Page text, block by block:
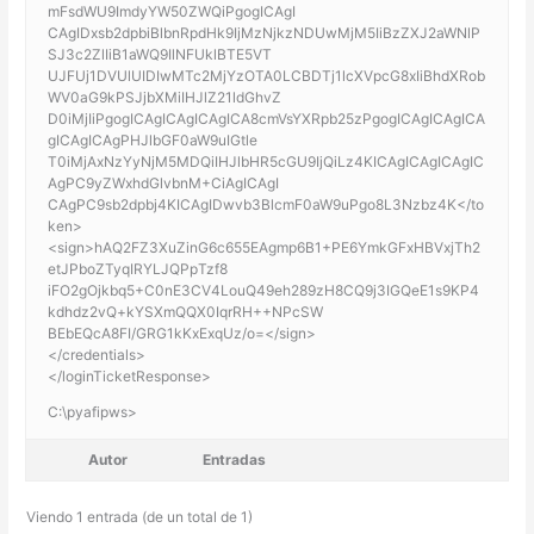
mFsdWU9ImdyYW50ZWQiPgogICAgI
CAgIDxsb2dpbiBlbnRpdHk9IjMzNjkzNDUwMjM5IiBzZXJ2aWNlP
SJ3c2ZlIiB1aWQ9IlNFUklBTE5VT
UJFUj1DVUlUIDIwMTc2MjYzOTA0LCBDTj1lcXVpcG8xIiBhdXRob
WV0aG9kPSJjbXMiIHJlZ21ldGhvZ
D0iMjIiPgogICAgICAgICAgICA8cmVsYXRpb25zPgogICAgICAgICA
gICAgICAgPHJlbGF0aW9uIGtle
T0iMjAxNzYyNjM5MDQiIHJlbHR5cGU9IjQiLz4KICAgICAgICAgIC
AgPC9yZWxhdGlvbnM+CiAgICAgI
CAgPC9sb2dpbj4KICAgIDwvb3BlcmF0aW9uPgo8L3Nzbz4K</to
ken>
<sign>hAQ2FZ3XuZinG6c655EAgmp6B1+PE6YmkGFxHBVxjTh2
etJPboZTyqIRYLJQPpTzf8
iFO2gOjkbq5+C0nE3CV4LouQ49eh289zH8CQ9j3IGQeE1s9KP4
kdhdz2vQ+kYSXmQQX0IqrRH++NPcSW
BEbEQcA8FI/GRG1kKxExqUz/o=</sign>
</credentials>
</loginTicketResponse>
C:\pyafipws>
Autor Entradas
Viendo 1 entrada (de un total de 1)